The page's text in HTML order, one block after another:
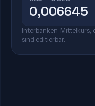
Interbanken-Mittelkurs,
sind editierbar.